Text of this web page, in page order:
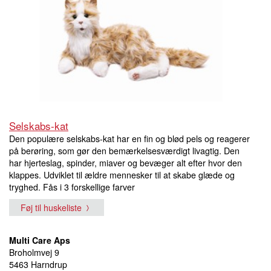
Selskabs-kat
Den populære selskabs-kat har en fin og blød pels og reagerer
på berøring, som gør den bemærkelsesværdigt livagtig. Den
har hjerteslag, spinder, miaver og bevæger alt efter hvor den
klappes. Udviklet til ældre mennesker til at skabe glæde og
tryghed. Fås i 3 forskellige farver
Føj til huskeliste
Multi Care Aps
Broholmvej 9
5463 Harndrup